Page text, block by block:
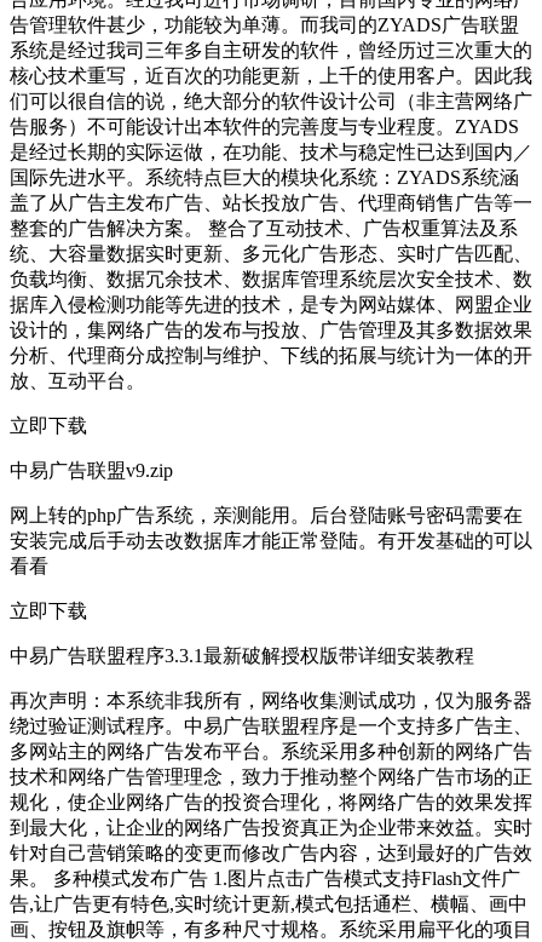
告管理软件甚少，功能较为单薄。而我司的ZYADS广告联盟
系统是经过我司三年多自主研发的软件，曾经历过三次重大的
核心技术重写，近百次的功能更新，上千的使用客户。因此我
们可以很自信的说，绝大部分的软件设计公司（非主营网络广
告服务）不可能设计出本软件的完善度与专业程度。ZYADS
是经过长期的实际运做，在功能、技术与稳定性已达到国内／
国际先进水平。系统特点巨大的模块化系统：ZYADS系统涵
盖了从广告主发布广告、站长投放广告、代理商销售广告等一
整套的广告解决方案。 整合了互动技术、广告权重算法及系
统、大容量数据实时更新、多元化广告形态、实时广告匹配、
负载均衡、数据冗余技术、数据库管理系统层次安全技术、数
据库入侵检测功能等先进的技术，是专为网站媒体、网盟企业
设计的，集网络广告的发布与投放、广告管理及其多数据效果
分析、代理商分成控制与维护、下线的拓展与统计为一体的开
放、互动平台。
立即下载
中易广告联盟v9.zip
网上转的php广告系统，亲测能用。后台登陆账号密码需要在
安装完成后手动去改数据库才能正常登陆。有开发基础的可以
看看
立即下载
中易广告联盟程序3.3.1最新破解授权版带详细安装教程
再次声明：本系统非我所有，网络收集测试成功，仅为服务器
绕过验证测试程序。中易广告联盟程序是一个支持多广告主、
多网站主的网络广告发布平台。系统采用多种创新的网络广告
技术和网络广告管理理念，致力于推动整个网络广告市场的正
规化，使企业网络广告的投资合理化，将网络广告的效果发挥
到最大化，让企业的网络广告投资真正为企业带来效益。实时
针对自己营销策略的变更而修改广告内容，达到最好的广告效
果。 多种模式发布广告 1.图片点击广告模式支持Flash文件广
告,让广告更有特色,实时统计更新,模式包括通栏、横幅、画中
画、按钮及旗帜等，有多种尺寸规格。系统采用扁平化的项目